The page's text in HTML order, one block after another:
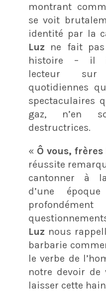
montrant
se voit
identité par la
Luz ne fait
histoire – il
lecteur sur
quotidiennes
spectaculaires
gaz, n’en
destructrices.
« Ô vous,
réussite
cantonner à
d’une
Luz nous
barbarie
le verbe de
notre devoir
laisser cette